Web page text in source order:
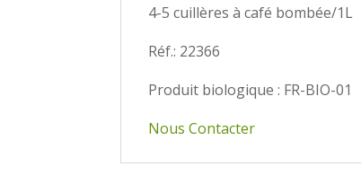
4-5 cuillères à café bombée/1L
Réf.: 22366
Produit biologique : FR-BIO-01
Nous Contacter